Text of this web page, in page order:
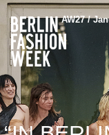
AW27 /